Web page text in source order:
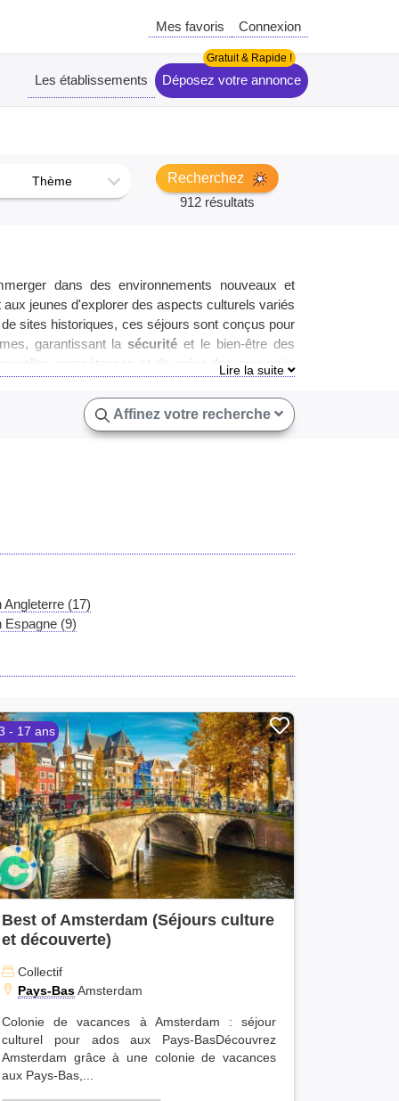
Mes favoris Connexion
Les établissements Déposez votre annonce
Thème
Recherchez
912 résultats
dans des environnements nouveaux et
jeunes d'explorer des aspects culturels variés
sites historiques, ces séjours sont conçus pour
garantissant la sécurité et le bien-être des
compétences et de créer des souvenirs
Affinez votre recherche
(17)
Espagne (9)
- 17 ans
Best of Amsterdam (Séjours culture
et découverte)
Collectif
Pays-BasAmsterdam
Colonie de vacances à Amsterdam : séjour
culturel pour ados aux Pays-BasDécouvrez
Amsterdam grâce à une colonie de vacances
aux Pays-Bas,...